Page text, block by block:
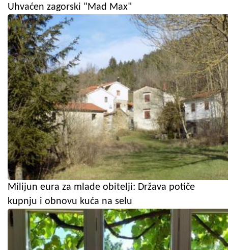
Uhvaćen zagorski "Mad Max"
Milijun eura za mlade obitelji: Država potiče
kupnju i obnovu kuća na selu